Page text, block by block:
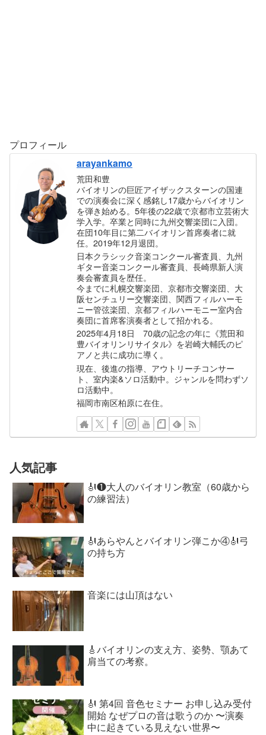
プロフィール
arayankamo
荒田和豊
バイオリンの巨匠アイザックスターンの国連
での演奏会に深く感銘し17歳からバイオリン
を弾き始める。5年後の22歳で京都市立芸術大
学入学。卒業と同時に九州交響楽団に入団。
在団10年目に第二バイオリン首席奏者に就
任。2019年12月退団。
日本クラシック音楽コンクール審査員、九州
ギター音楽コンクール審査員、長崎県新人演
奏会審査員を歴任。
今までに札幌交響楽団、京都市交響楽団、大
阪センチュリー交響楽団、関西フィルハーモ
ニー管弦楽団、京都フィルハーモニー室内合
奏団に首席客演奏者として招かれる。
2025年4月18日 70歳の記念の年に《荒田和
豊バイオリンリサイタル》を岩崎大輔氏のピ
アノと共に成功に導く。
現在、後進の指導、アウトリーチコンサー
ト、室内楽&ソロ活動中。ジャンルを問わずソ
ロ活動中。
福岡市南区柏原に在住。
人気記事
🎻❶大人のバイオリン教室（60歳から
の練習法）
🎻あらやんとバイオリン弾こか④🎻弓
の持ち方
音楽には山頂はない
🎸バイオリンの支え方、姿勢、顎あて
肩当ての考察。
🎻 第4回 音色セミナー お申し込み受付
開始 なぜプロの音は歌うのか 〜演奏
中に起きている見えない世界〜